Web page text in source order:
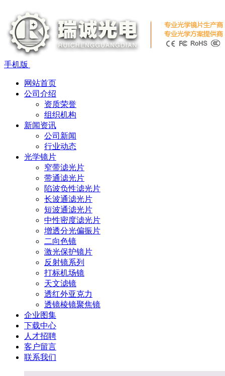
手机版
网站首页
公司介绍
资质荣誉
组织机构
新闻资讯
公司新闻
行业动态
光学镜片
窄带滤光片
带通滤光片
陷波负性滤光片
长波通滤光片
短波通滤光片
中性密度滤光片
增透分光偏振片
二向色镜
激光保护镜片
反射镜系列
打标机场镜
天文滤镜
透红外亚克力
透镜棱镜聚焦镜
企业图集
下载中心
人才招聘
客户留言
联系我们